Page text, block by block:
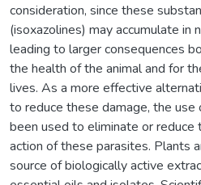
consideration, since these
(isoxazolines) may accumulate in
leading to larger consequences
the health of the animal and for
lives. As a more effective
to reduce these damage, the use
been used to eliminate or reduce
action of these parasites. Plants
source of biologically active